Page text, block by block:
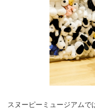
スヌーピーミュージアム